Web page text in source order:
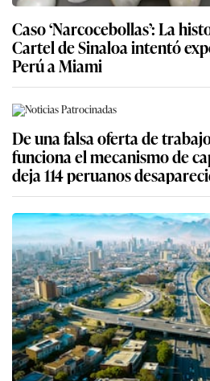
Caso ‘Narcocebollas’: La
Cartel de Sinaloa intentó
Perú a Miami
De una falsa oferta de
funciona el mecanismo de
deja 114 peruanos